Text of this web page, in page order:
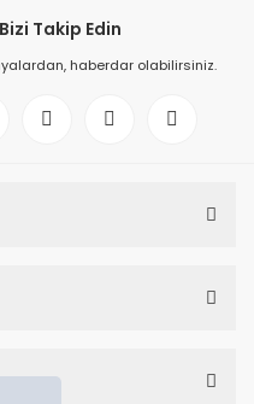
Takip Edin
haberdar olabilirsiniz.